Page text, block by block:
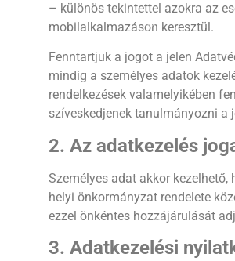
❄
– különös tekintettel azokra az
mobilalkalmazáson keresztül.
Fenntartjuk a jogot a jelen
mindig a személyes adatok
rendelkezések valamelyikében
szíveskedjenek tanulmányozni a
2. Az adatkezelés
Személyes adat akkor
helyi önkormányzat rendelete
ezzel önkéntes hozzájárulását
3. Adatkezelési